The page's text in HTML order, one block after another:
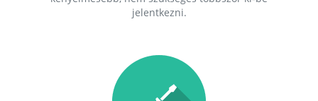
jelentkezni.